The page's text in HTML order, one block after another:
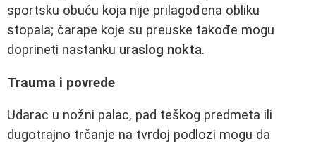
sportsku obuću koja nije prilagođena obliku
stopala; čarape koje su preuske takođe mogu
doprineti nastanku uraslog nokta.
Trauma i povrede
Udarac u nožni palac, pad teškog predmeta ili
dugotrajno trčanje na tvrdoj podlozi mogu da